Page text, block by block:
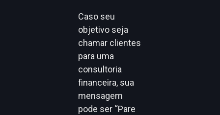
Caso seu
objetivo seja
chamar clientes
para uma
consultoria
financeira, sua
mensagem
pode ser “Pare